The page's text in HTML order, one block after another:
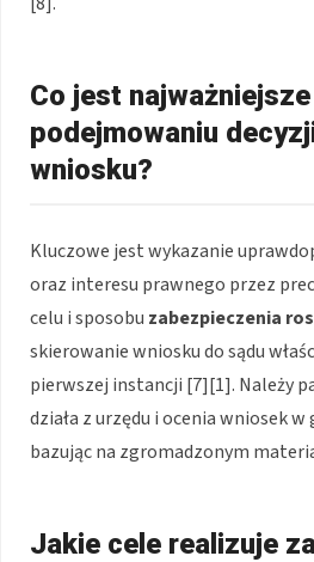
Co jest
podejmowaniu
wniosku?
Kluczowe jest wykazanie
oraz interesu prawnego przez
celu i sposobu zabezpieczenia
skierowanie wniosku do sądu
pierwszej instancji [7][1]. Należy
działa z urzędu i ocenia wniosek w
bazując na zgromadzonym
Jakie cele realizuje